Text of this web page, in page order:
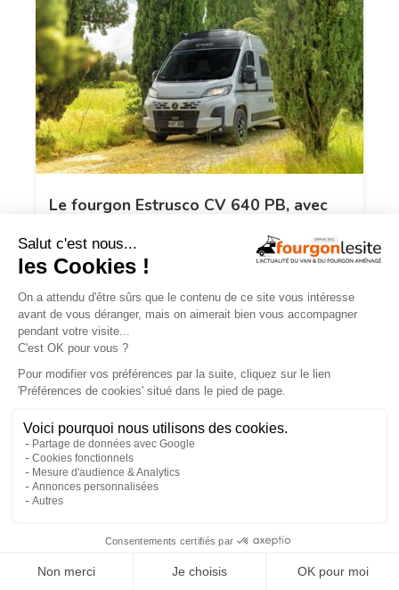
Le fourgon Estrusco CV 640 PB, avec
version Plus !
Malibu relax – une flexibilité totale pour